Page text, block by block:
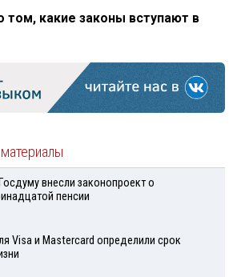
том, какие законы вступают в
внесли законопроект о
пенсии
Visа и Mastercard определили срок